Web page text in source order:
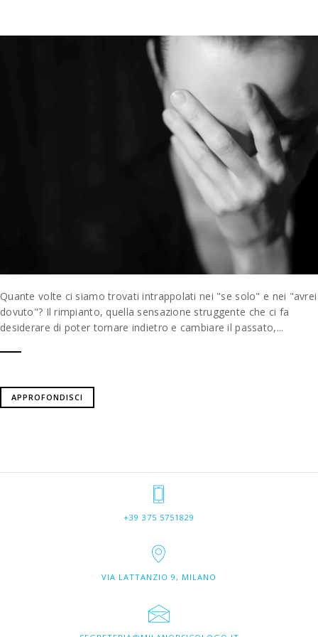
Quante volte ci siamo trovati intrappolati nei "se solo" e nei "avrei
dovuto"? Il rimpianto, quella sensazione struggente che ci fa
desiderare di poter tornare indietro e cambiare il passato,...
APPROFONDISCI
+39 375 5751829
VIA LATTANZIO 9, MILANO